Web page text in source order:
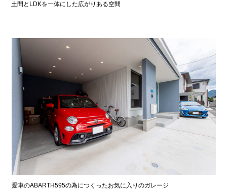
土間とLDKを一体にした広がりある空間
愛車のABARTH595の為につくったお気に入りのガレージ